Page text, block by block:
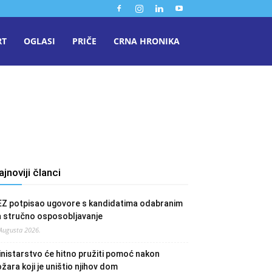
OGLASI PRIČE CRNA HRONIKA
članci
potpisao ugovore s kandidatima odabranim
stručno osposobljavanje
2026.
će hitno pružiti pomoć nakon
koji je uništio njihov dom